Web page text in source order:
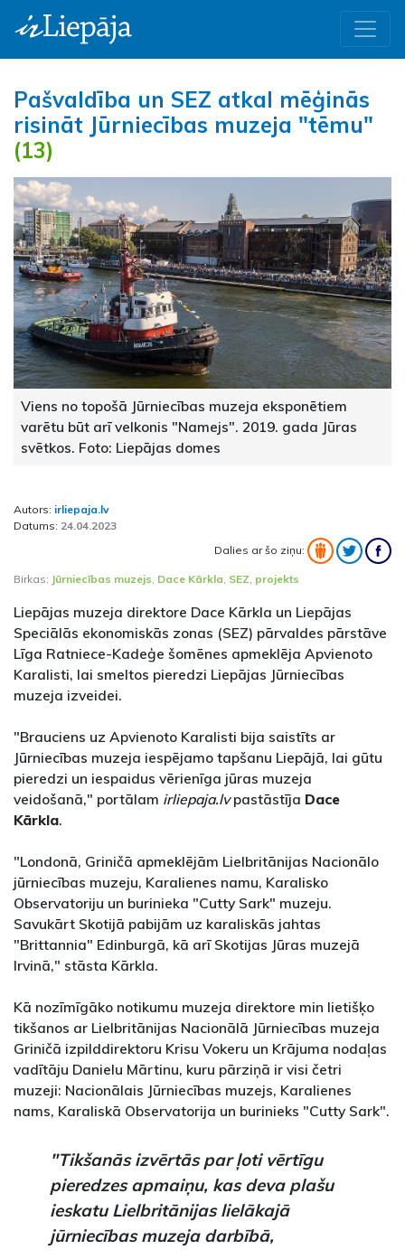
Pašvaldība un SEZ atkal mēģinās
risināt Jūrniecības muzeja "tēmu"
(13)
Viens no topošā Jūrniecības muzeja eksponētiem
varētu būt arī velkonis "Namejs". 2019. gada Jūras
svētkos. Foto: Liepājas domes
Autors: irliepaja.lv
Datums: 24.04.2023
Dalies ar šo ziņu:
Birkas: Jūrniecības muzejs, Dace Kārkla, SEZ, projekts
Liepājas muzeja direktore Dace Kārkla un Liepājas
Speciālās ekonomiskās zonas (SEZ) pārvaldes pārstāve
Līga Ratniece-Kadeģe šomēnes apmeklēja Apvienoto
Karalisti, lai smeltos pieredzi Liepājas Jūrniecības
muzeja izveidei.
"Brauciens uz Apvienoto Karalisti bija saistīts ar
Jūrniecības muzeja iespējamo tapšanu Liepājā, lai gūtu
pieredzi un iespaidus vērienīga jūras muzeja
veidošanā," portālam irliepaja.lvpastāstīja Dace
Kārkla.
"Londonā, Griničā apmeklējām Lielbritānijas Nacionālo
jūrniecības muzeju, Karalienes namu, Karalisko
Observatoriju un burinieka "Cutty Sark" muzeju.
Savukārt Skotijā pabijām uz karaliskās jahtas
"Brittannia" Edinburgā, kā arī Skotijas Jūras muzejā
Irvinā," stāsta Kārkla.
Kā nozīmīgāko notikumu muzeja direktore min lietišķo
tikšanos ar Lielbritānijas Nacionālā Jūrniecības muzeja
Griničā izpilddirektoru Krisu Vokeru un Krājuma nodaļas
vadītāju Danielu Mārtinu, kuru pārziņā ir visi četri
muzeji: Nacionālais Jūrniecības muzejs, Karalienes
nams, Karaliskā Observatorija un burinieks "Cutty Sark".
"Tikšanās izvērtās par ļoti vērtīgu
pieredzes apmaiņu, kas deva plašu
ieskatu Lielbritānijas lielākajā
jūrniecības muzeja darbībā,